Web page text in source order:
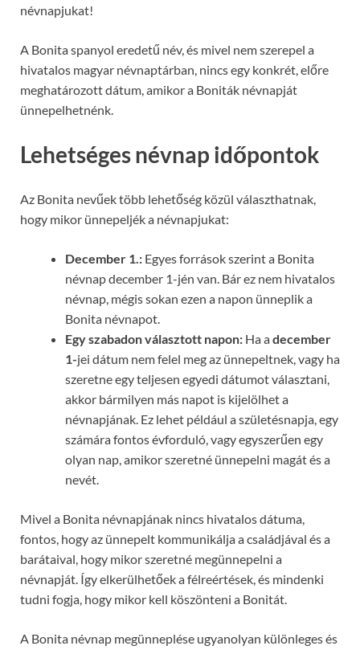
névnapjukat!
A Bonita spanyol eredetű név, és mivel nem szerepel a
hivatalos magyar névnaptárban, nincs egy konkrét, előre
meghatározott dátum, amikor a Boniták névnapját
ünnepelhetnénk.
Lehetséges névnap időpontok
Az Bonita nevűek több lehetőség közül választhatnak,
hogy mikor ünnepeljék a névnapjukat:
December 1.: Egyes források szerint a Bonita
névnap december 1-jén van. Bár ez nem hivatalos
névnap, mégis sokan ezen a napon ünneplik a
Bonita névnapot.
Egy szabadon választott napon: Ha adecember
1-jei dátum nem felel meg az ünnepeltnek, vagy ha
szeretne egy teljesen egyedi dátumot választani,
akkor bármilyen más napot is kijelölhet a
névnapjának. Ez lehet például a születésnapja, egy
számára fontos évforduló, vagy egyszerűen egy
olyan nap, amikor szeretné ünnepelni magát és a
nevét.
Mivel a Bonita névnapjának nincs hivatalos dátuma,
fontos, hogy az ünnepelt kommunikálja a családjával és a
barátaival, hogy mikor szeretné megünnepelni a
névnapját. Így elkerülhetőek a félreértések, és mindenki
tudni fogja, hogy mikor kell köszönteni a Bonitát.
A Bonita névnap megünneplése ugyanolyan különleges és